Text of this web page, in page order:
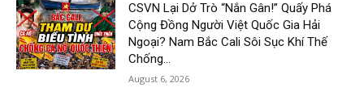
CSVN Lại Dở Trò “Nắn Gân!” Quấy Phá
Cộng Đồng Người Việt Quốc Gia Hải
Ngoại? Nam Bắc Cali Sôi Sục Khí Thế
Chống...
August 6, 2026